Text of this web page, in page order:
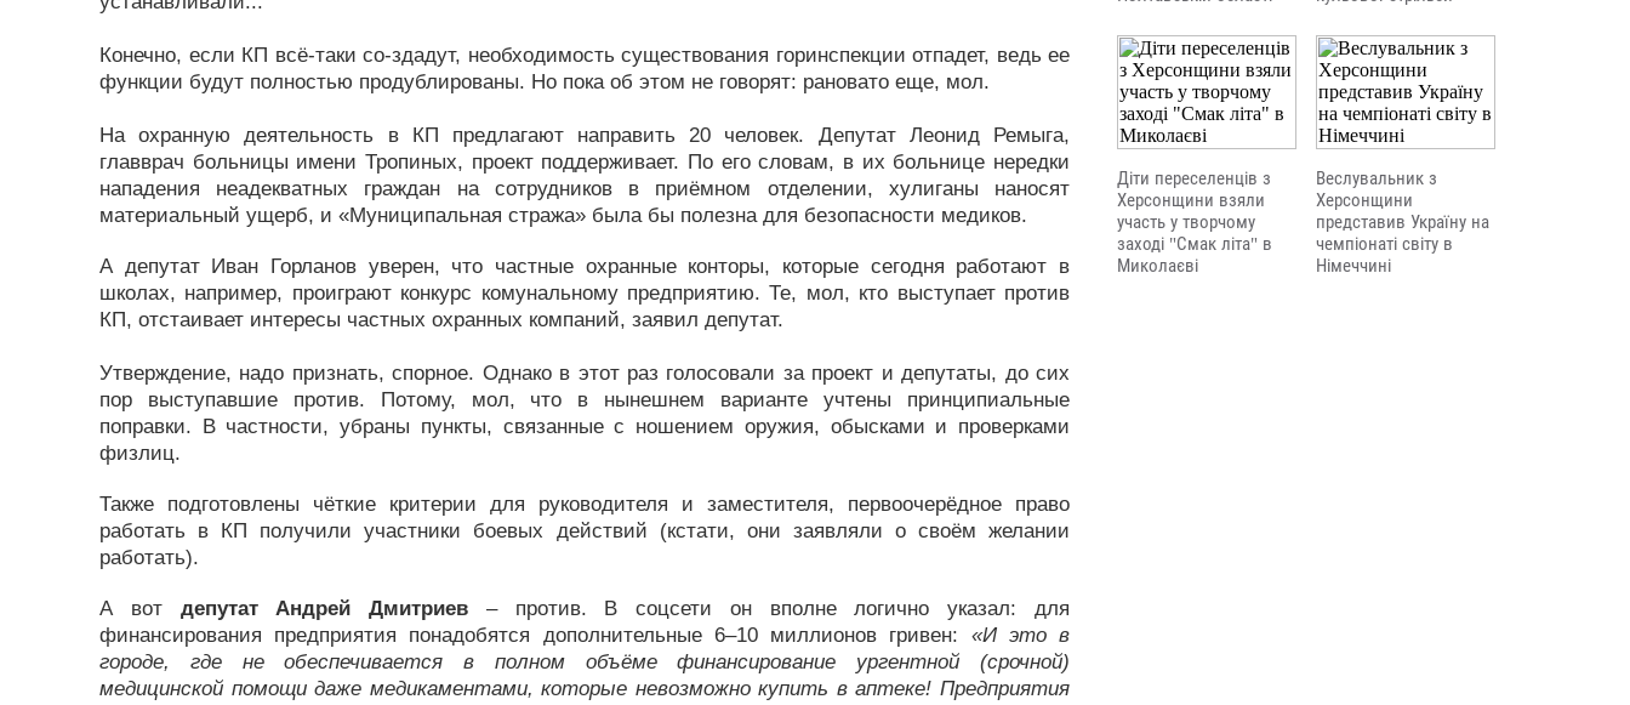
Конечно, если КП всё-таки со-здадут, необходимость существования горинспекции отпадет, ведь ее
функции будут полностью продублированы. Но пока об этом не говорят: рановато еще, мол.
На охранную деятельность в КП предлагают направить 20 человек. Депутат Леонид Ремыга,
главврач больницы имени Тропиных, проект поддерживает. По его словам, в их больнице нередки
нападения неадекватных граждан на сотрудников в приёмном отделении, хулиганы наносят
материальный ущерб, и «Муниципальная стража» была бы полезна для безопасности медиков.
А депутат Иван Горланов уверен, что частные охранные конторы, которые сегодня работают в
школах, например, проиграют конкурс комунальному предприятию. Те, мол, кто выступает против
КП, отстаивает интересы частных охранных компаний, заявил депутат.
Утверждение, надо признать, спорное. Однако в этот раз голосовали за проект и депутаты, до сих
пор выступавшие против. Потому, мол, что в нынешнем варианте учтены принципиальные
поправки. В частности, убраны пункты, связанные с ношением оружия, обысками и проверками
физлиц.
Также подготовлены чёткие критерии для руководителя и заместителя, первоочерёдное право
работать в КП получили участники боевых действий (кстати, они заявляли о своём желании
работать).
А вот депутат Андрей Дмитриев – против. В соцсети он вполне логично указал: для
финансирования предприятия понадобятся дополнительные 6–10 миллионов гривен: «И это в
городе, где не обеспечивается в полном объёме финансирование ургентной (срочной)
медицинской помощи даже медикаментами, которые невозможно купить в аптеке! Предприятия
Діти переселенців з
Херсонщини взяли
участь у творчому
заході "Смак літа" в
Миколаєві
Веслувальник з
Херсонщини
представив Україну на
чемпіонаті світу в
Німеччині